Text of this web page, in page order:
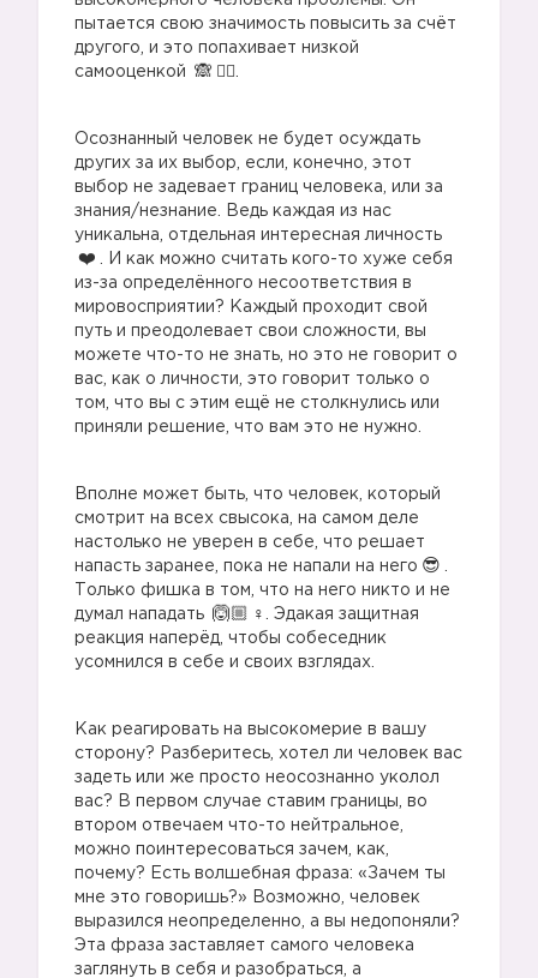
пытается свою значимость повысить за счёт
другого, и это попахивает низкой
самооценкой
Осознанный человек не будет осуждать
других за их выбор, если, конечно, этот
выбор не задевает границ человека, или за
знания/незнание. Ведь каждая из нас
уникальна, отдельная интересная личность
. И как можно считать кого-то хуже себя
из-за определённого несоответствия в
мировосприятии? Каждый проходит свой
путь и преодолевает свои сложности, вы
можете что-то не знать, но это не говорит о
вас, как о личности, это говорит только о
том, что вы с этим ещё не столкнулись или
приняли решение, что вам это не нужно.
Вполне может быть, что человек, который
смотрит на всех свысока, на самом деле
настолько не уверен в себе, что решает
напасть заранее, пока не напали на него
Только фишка в том, что на него никто и не
думал нападать
‍♀️. Эдакая защитная
реакция наперёд, чтобы собеседник
усомнился в себе и своих взглядах.
Как реагировать на высокомерие в вашу
сторону? Разберитесь, хотел ли человек вас
задеть или же просто неосознанно уколол
вас? В первом случае ставим границы, во
втором отвечаем что-то нейтральное,
можно поинтересоваться зачем, как,
почему? Есть волшебная фраза: «Зачем ты
мне это говоришь?» Возможно, человек
выразился неопределенно, а вы недопоняли?
Эта фраза заставляет самого человека
заглянуть в себя и разобраться, а